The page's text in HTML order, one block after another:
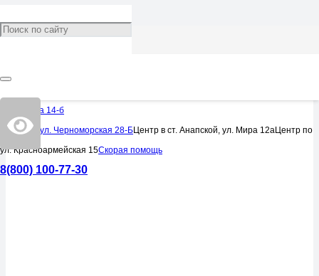
Омелькова 14-б
Центр по ул. Черноморская 28-БЦентр в ст. Анапской, ул. Мира 12аЦентр по
ул. Красноармейская 15Скорая помощь
8(800) 100-77-30
Гастроскопия
УСЛУГИ